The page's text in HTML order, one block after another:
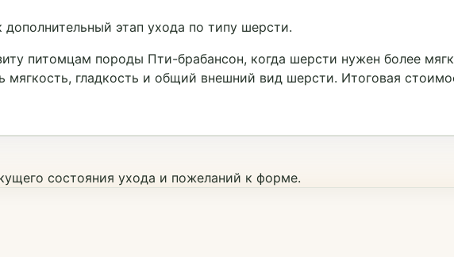
этап ухода по типу шерсти.
питомцам породы Пти-брабансон, когда шерсти нужен более
мягкость, гладкость и общий внешний вид шерсти. Итоговая
состояния ухода и пожеланий к форме.